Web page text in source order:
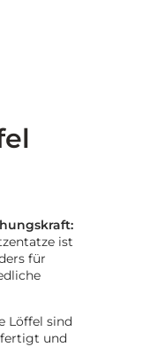
ist
für
Löffel sind
und